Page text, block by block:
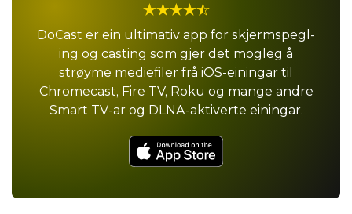
DoCast er ein ultimativ app for skjermspegl­
ing og casting som gjer det mogleg å
strøyme mediefiler frå iOS-einingar til
Chromecast, Fire TV, Roku og mange andre
Smart TV-ar og DLNA-aktiverte einingar.